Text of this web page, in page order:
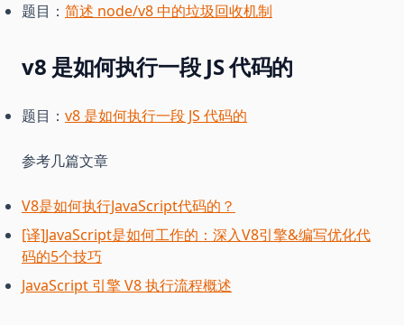
题目： 简述 node/v8 中的垃圾回收机制
v8 是如何执行一段 JS 代码的
题目： v8 是如何执行一段 JS 代码的
参考几篇文章
V8是如何执行JavaScript代码的？
[译]JavaScript是如何工作的：深入V8引擎&编写优化代
码的5个技巧
JavaScript 引擎 V8 执行流程概述